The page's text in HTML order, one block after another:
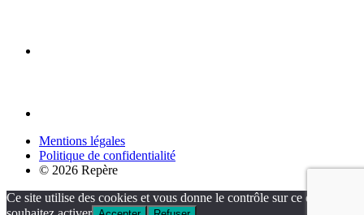
Mentions légales
Politique de confidentialité
© 2026 Repère
Ce site utilise des cookies et vous donne le contrôle sur ce que vous